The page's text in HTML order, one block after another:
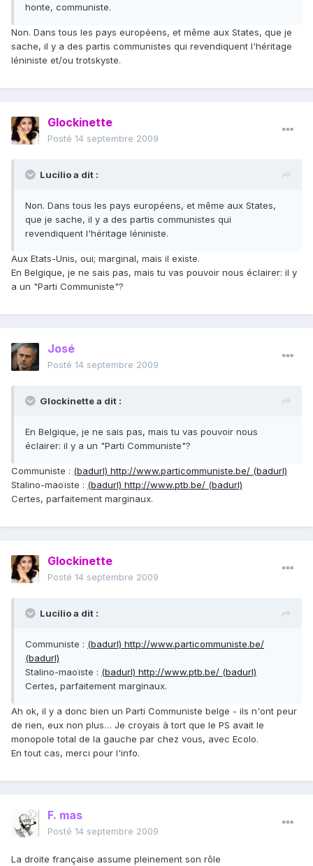
honte, communiste.
Non. Dans tous les pays européens, et même aux States, que je
sache, il y a des partis communistes qui revendiquent l'héritage
léniniste et/ou trotskyste.
Glockinette
Posté 14 septembre 2009
Lucilio a dit :
Non. Dans tous les pays européens, et même aux States,
que je sache, il y a des partis communistes qui
revendiquent l'héritage léniniste.
Aux Etats-Unis, oui; marginal, mais il existe.
En Belgique, je ne sais pas, mais tu vas pouvoir nous éclairer: il y
a un "Parti Communiste"?
José
Posté 14 septembre 2009
Glockinette a dit :
En Belgique, je ne sais pas, mais tu vas pouvoir nous
éclairer: il y a un "Parti Communiste"?
Communiste : (badurl) http://www.particommuniste.be/ (badurl)
Stalino-maoïste : (badurl) http://www.ptb.be/ (badurl)
Certes, parfaitement marginaux.
Glockinette
Posté 14 septembre 2009
Lucilio a dit :
Communiste : (badurl) http://www.particommuniste.be/
(badurl)
Stalino-maoïste : (badurl) http://www.ptb.be/ (badurl)
Certes, parfaitement marginaux.
Ah ok, il y a donc bien un Parti Communiste belge - ils n'ont peur
de rien, eux non plus… Je croyais à tort que le PS avait le
monopole total de la gauche par chez vous, avec Ecolo.
En tout cas, merci pour l'info.
F. mas
Posté 14 septembre 2009
La droite française assume pleinement son rôle